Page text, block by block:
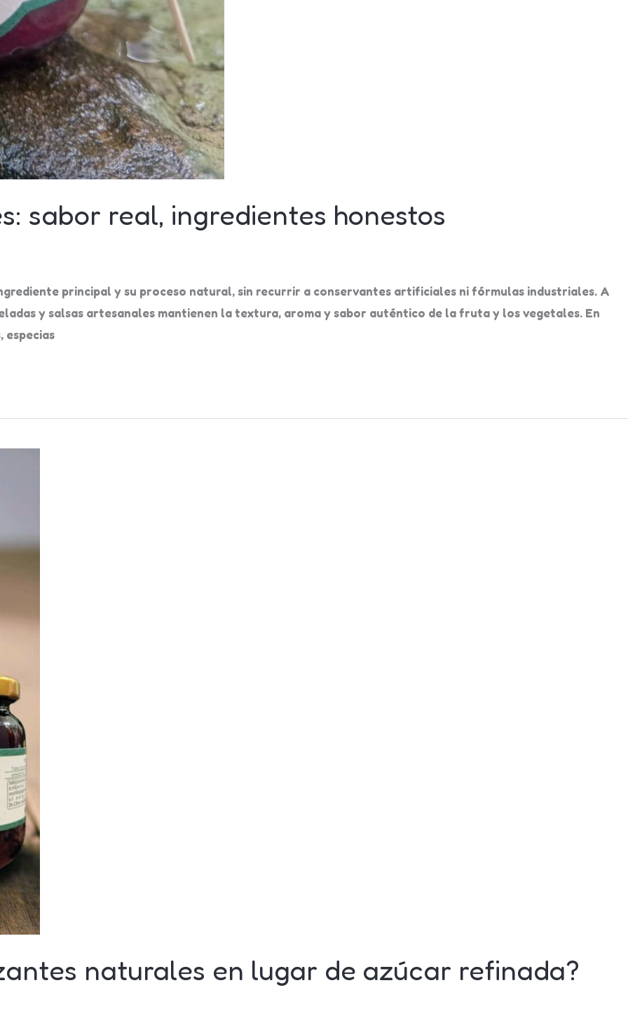
sabor real, ingredientes honestos
principal y su proceso natural, sin recurrir a conservantes artificiales ni fórmulas industriales. A
y salsas artesanales mantienen la textura, aroma y sabor auténtico de la fruta y los vegetales. En
especias
naturales en lugar de azúcar refinada?